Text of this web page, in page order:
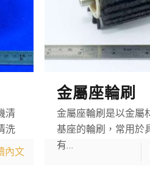
清
洗
內文
金屬座輪刷
金屬座輪刷是以金屬
基座的輪刷，常用於
有…